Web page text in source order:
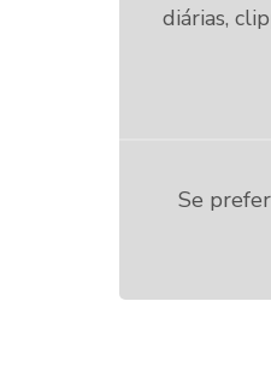
diárias,
Se